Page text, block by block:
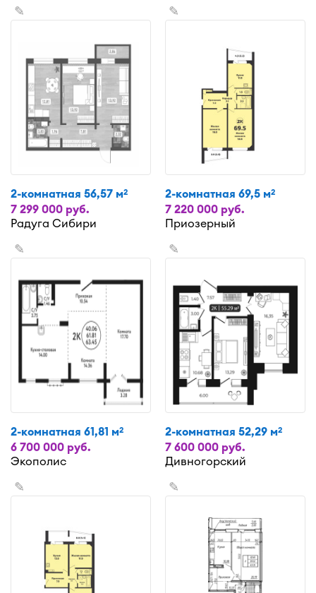
✎
2-комнатная 56,57 м2
7 299 000 руб.
Радуга Сибири
✎
2-комнатная 69,5 м2
7 220 000 руб.
Приозерный
✎
2-комнатная 61,81 м2
6 700 000 руб.
Экополис
✎
2-комнатная 52,29 м2
7 600 000 руб.
Дивногорский
✎ ✎